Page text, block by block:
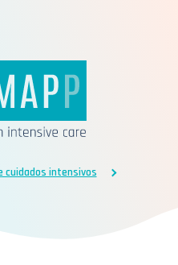
cuidados intensivos